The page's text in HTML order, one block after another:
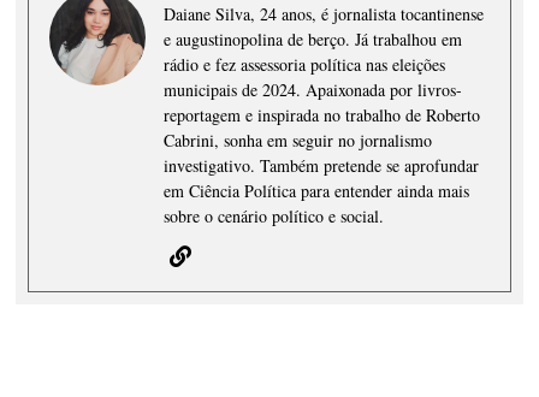
Daiane Silva, 24 anos, é jornalista tocantinense
e augustinopolina de berço. Já trabalhou em
rádio e fez assessoria política nas eleições
municipais de 2024. Apaixonada por livros-
reportagem e inspirada no trabalho de Roberto
Cabrini, sonha em seguir no jornalismo
investigativo. Também pretende se aprofundar
em Ciência Política para entender ainda mais
sobre o cenário político e social.